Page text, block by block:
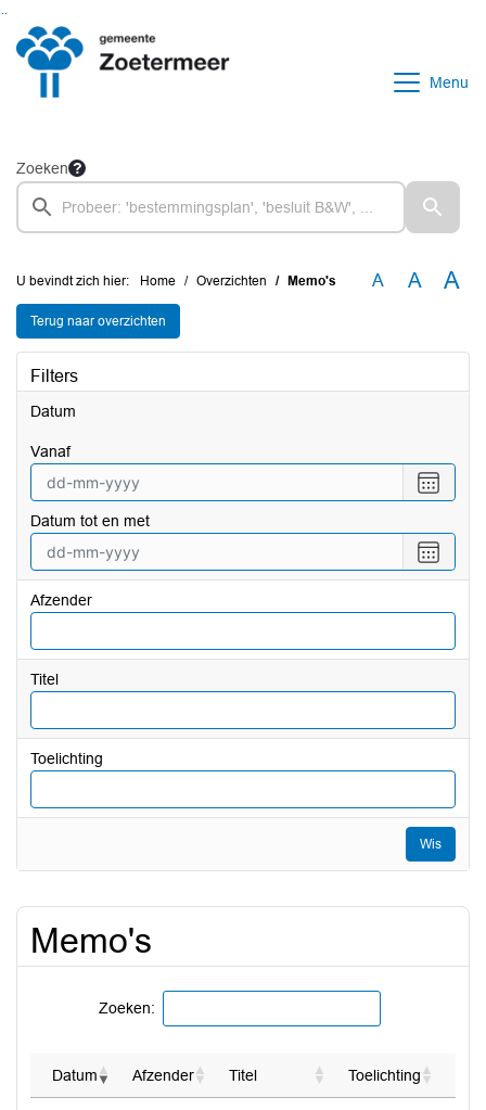
Ga naar de inhoud van deze pagina
Ga naar het zoeken
Ga naar het menu
Menu
Zoeken
U bevindt zich hier: Home Overzichten Memo's A A A
Terug naar overzichten
Filters
Datum
vanaf
een
vanaf
Datum tot en met
een
tot
met
Afzender
Titel
Toelichting
Wis
Memo's
Zoeken:
Datum Afzender Titel Toelichting